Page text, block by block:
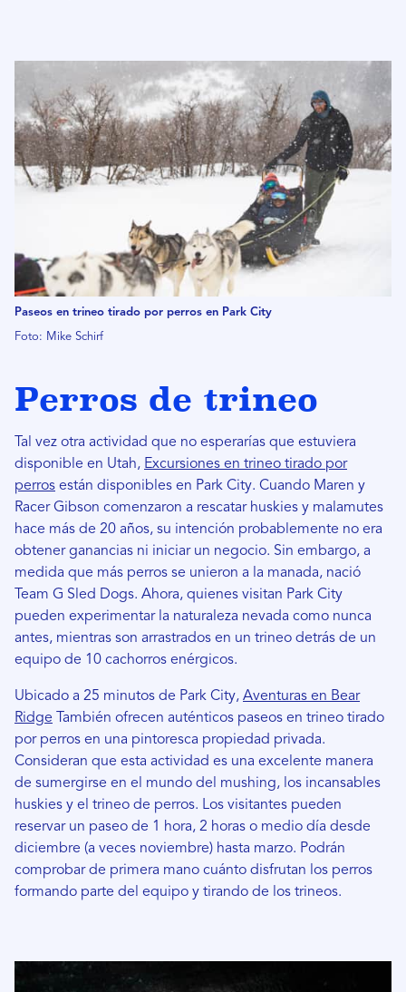
Paseos en trineo tirado por perros en Park City
Foto: Mike Schirf
Perros de trineo
Tal vez otra actividad que no esperarías que estuviera
disponible en Utah, Excursiones en trineo tirado por
perros están disponibles en Park City. Cuando Maren y
Racer Gibson comenzaron a rescatar huskies y malamutes
hace más de 20 años, su intención probablemente no era
obtener ganancias ni iniciar un negocio. Sin embargo, a
medida que más perros se unieron a la manada, nació
Team G Sled Dogs. Ahora, quienes visitan Park City
pueden experimentar la naturaleza nevada como nunca
antes, mientras son arrastrados en un trineo detrás de un
equipo de 10 cachorros enérgicos.
Ubicado a 25 minutos de Park City, Aventuras en Bear
Ridge También ofrecen auténticos paseos en trineo tirado
por perros en una pintoresca propiedad privada.
Consideran que esta actividad es una excelente manera
de sumergirse en el mundo del mushing, los incansables
huskies y el trineo de perros. Los visitantes pueden
reservar un paseo de 1 hora, 2 horas o medio día desde
diciembre (a veces noviembre) hasta marzo. Podrán
comprobar de primera mano cuánto disfrutan los perros
formando parte del equipo y tirando de los trineos.